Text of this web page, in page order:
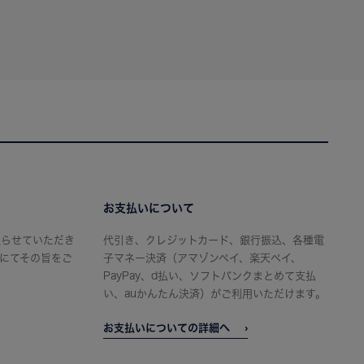
せていただき
てその旨をご
お支払いについて
代引き、クレジットカード、銀行振込、各種電
子マネー決済（アマゾンペイ、楽天ペイ、
PayPay、d払い、ソフトバンクまとめて支払
い、auかんたん決済）がご利用いただけます。
お支払いについての詳細へ